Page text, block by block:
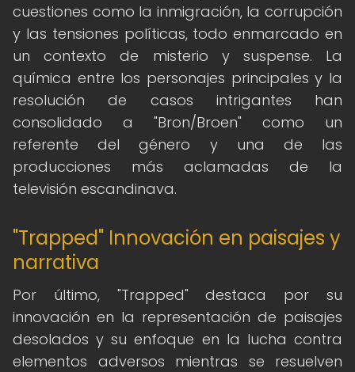
cuestiones como la inmigración, la corrupción
y las tensiones políticas, todo enmarcado en
un contexto de misterio y suspense. La
química entre los personajes principales y la
resolución de casos intrigantes han
consolidado a "Bron/Broen" como un
referente del género y una de las
producciones más aclamadas de la
televisión escandinava.
"Trapped" Innovación en paisajes y
narrativa
Por último, "Trapped" destaca por su
innovación en la representación de paisajes
desolados y su enfoque en la lucha contra
elementos adversos mientras se resuelven